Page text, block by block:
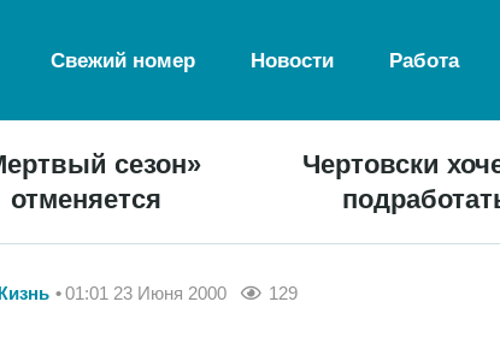
Свежий номер Новости Работа
сезон»
отменяется
Чертовски
01:01 23 Июня 2000 129